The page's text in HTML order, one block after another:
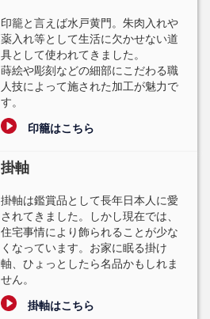
印籠と言えば水戸黄門。朱肉入れや
薬入れ等として生活に欠かせない道
具として使われてきました。
蒔絵や彫刻などの細部にこだわる職
人技によって施された加工が魅力で
す。
印籠はこちら
掛軸
掛軸は鑑賞品として長年日本人に愛
されてきました。しかし現在では、
住宅事情により飾られることが少な
くなっています。お家に眠る掛け
軸、ひょっとしたら名品かもしれま
せん。
掛軸はこちら